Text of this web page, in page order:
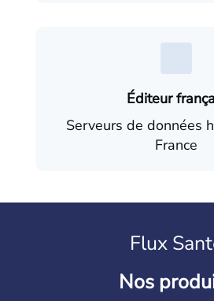
Éditeur
Serveurs de données
France
Flux
Nos